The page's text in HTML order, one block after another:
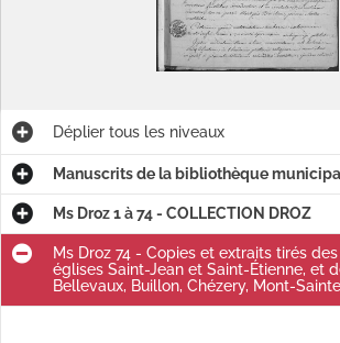
Déplier tous les niveaux
Manuscrits de la bibliothèque
Ms Droz 1 à 74 - COLLECTION DROZ
Ms Droz 74 - Copies et extraits tirés
églises Saint-Jean et Saint-Étienne, et
Bellevaux, Buillon, Chézery, Mont-